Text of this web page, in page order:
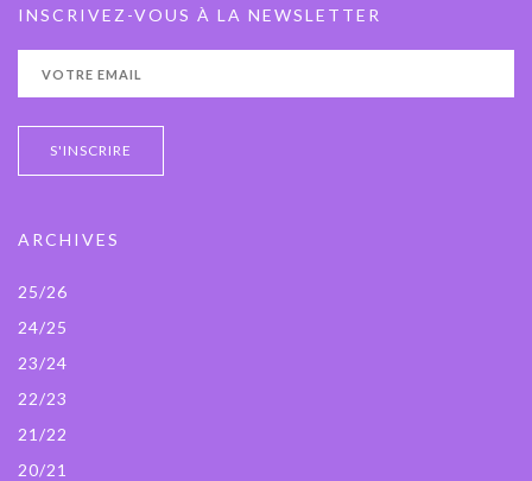
INSCRIVEZ-VOUS À LA NEWSLETTER
ARCHIVES
25/26
24/25
23/24
22/23
21/22
20/21